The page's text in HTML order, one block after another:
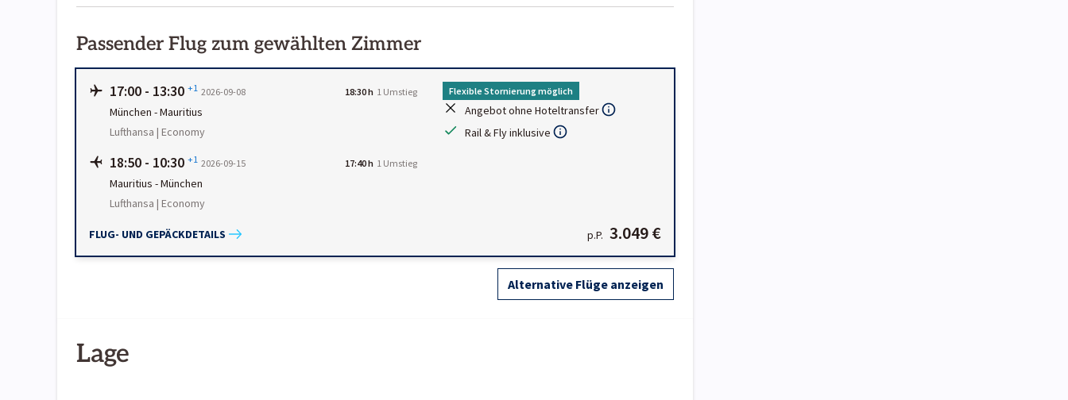
Passender Flug zum gewählten Zimmer
17:00 - 13:30 +1 2026-09-08 18:30 h 1 Umstieg
München -Mauritius
Lufthansa | Economy
18:50 - 10:30 +1 2026-09-15 17:40 h 1 Umstieg
Mauritius -München
Lufthansa | Economy
FLUG- UND GEPÄCKDETAILS
Flexible Stornierung möglich
Angebot ohne Hoteltransfer
Rail & Fly inklusive
p.P. 3.049 €
Alternative Flüge anzeigen
Lage